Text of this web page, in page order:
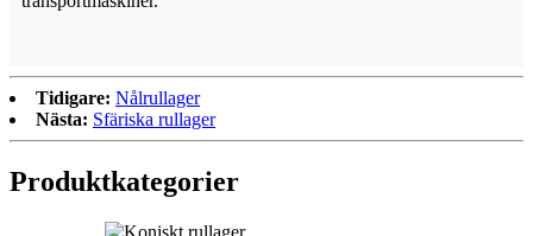
Tidigare: Nålrullager
Nästa: Sfäriska rullager
Produktkategorier